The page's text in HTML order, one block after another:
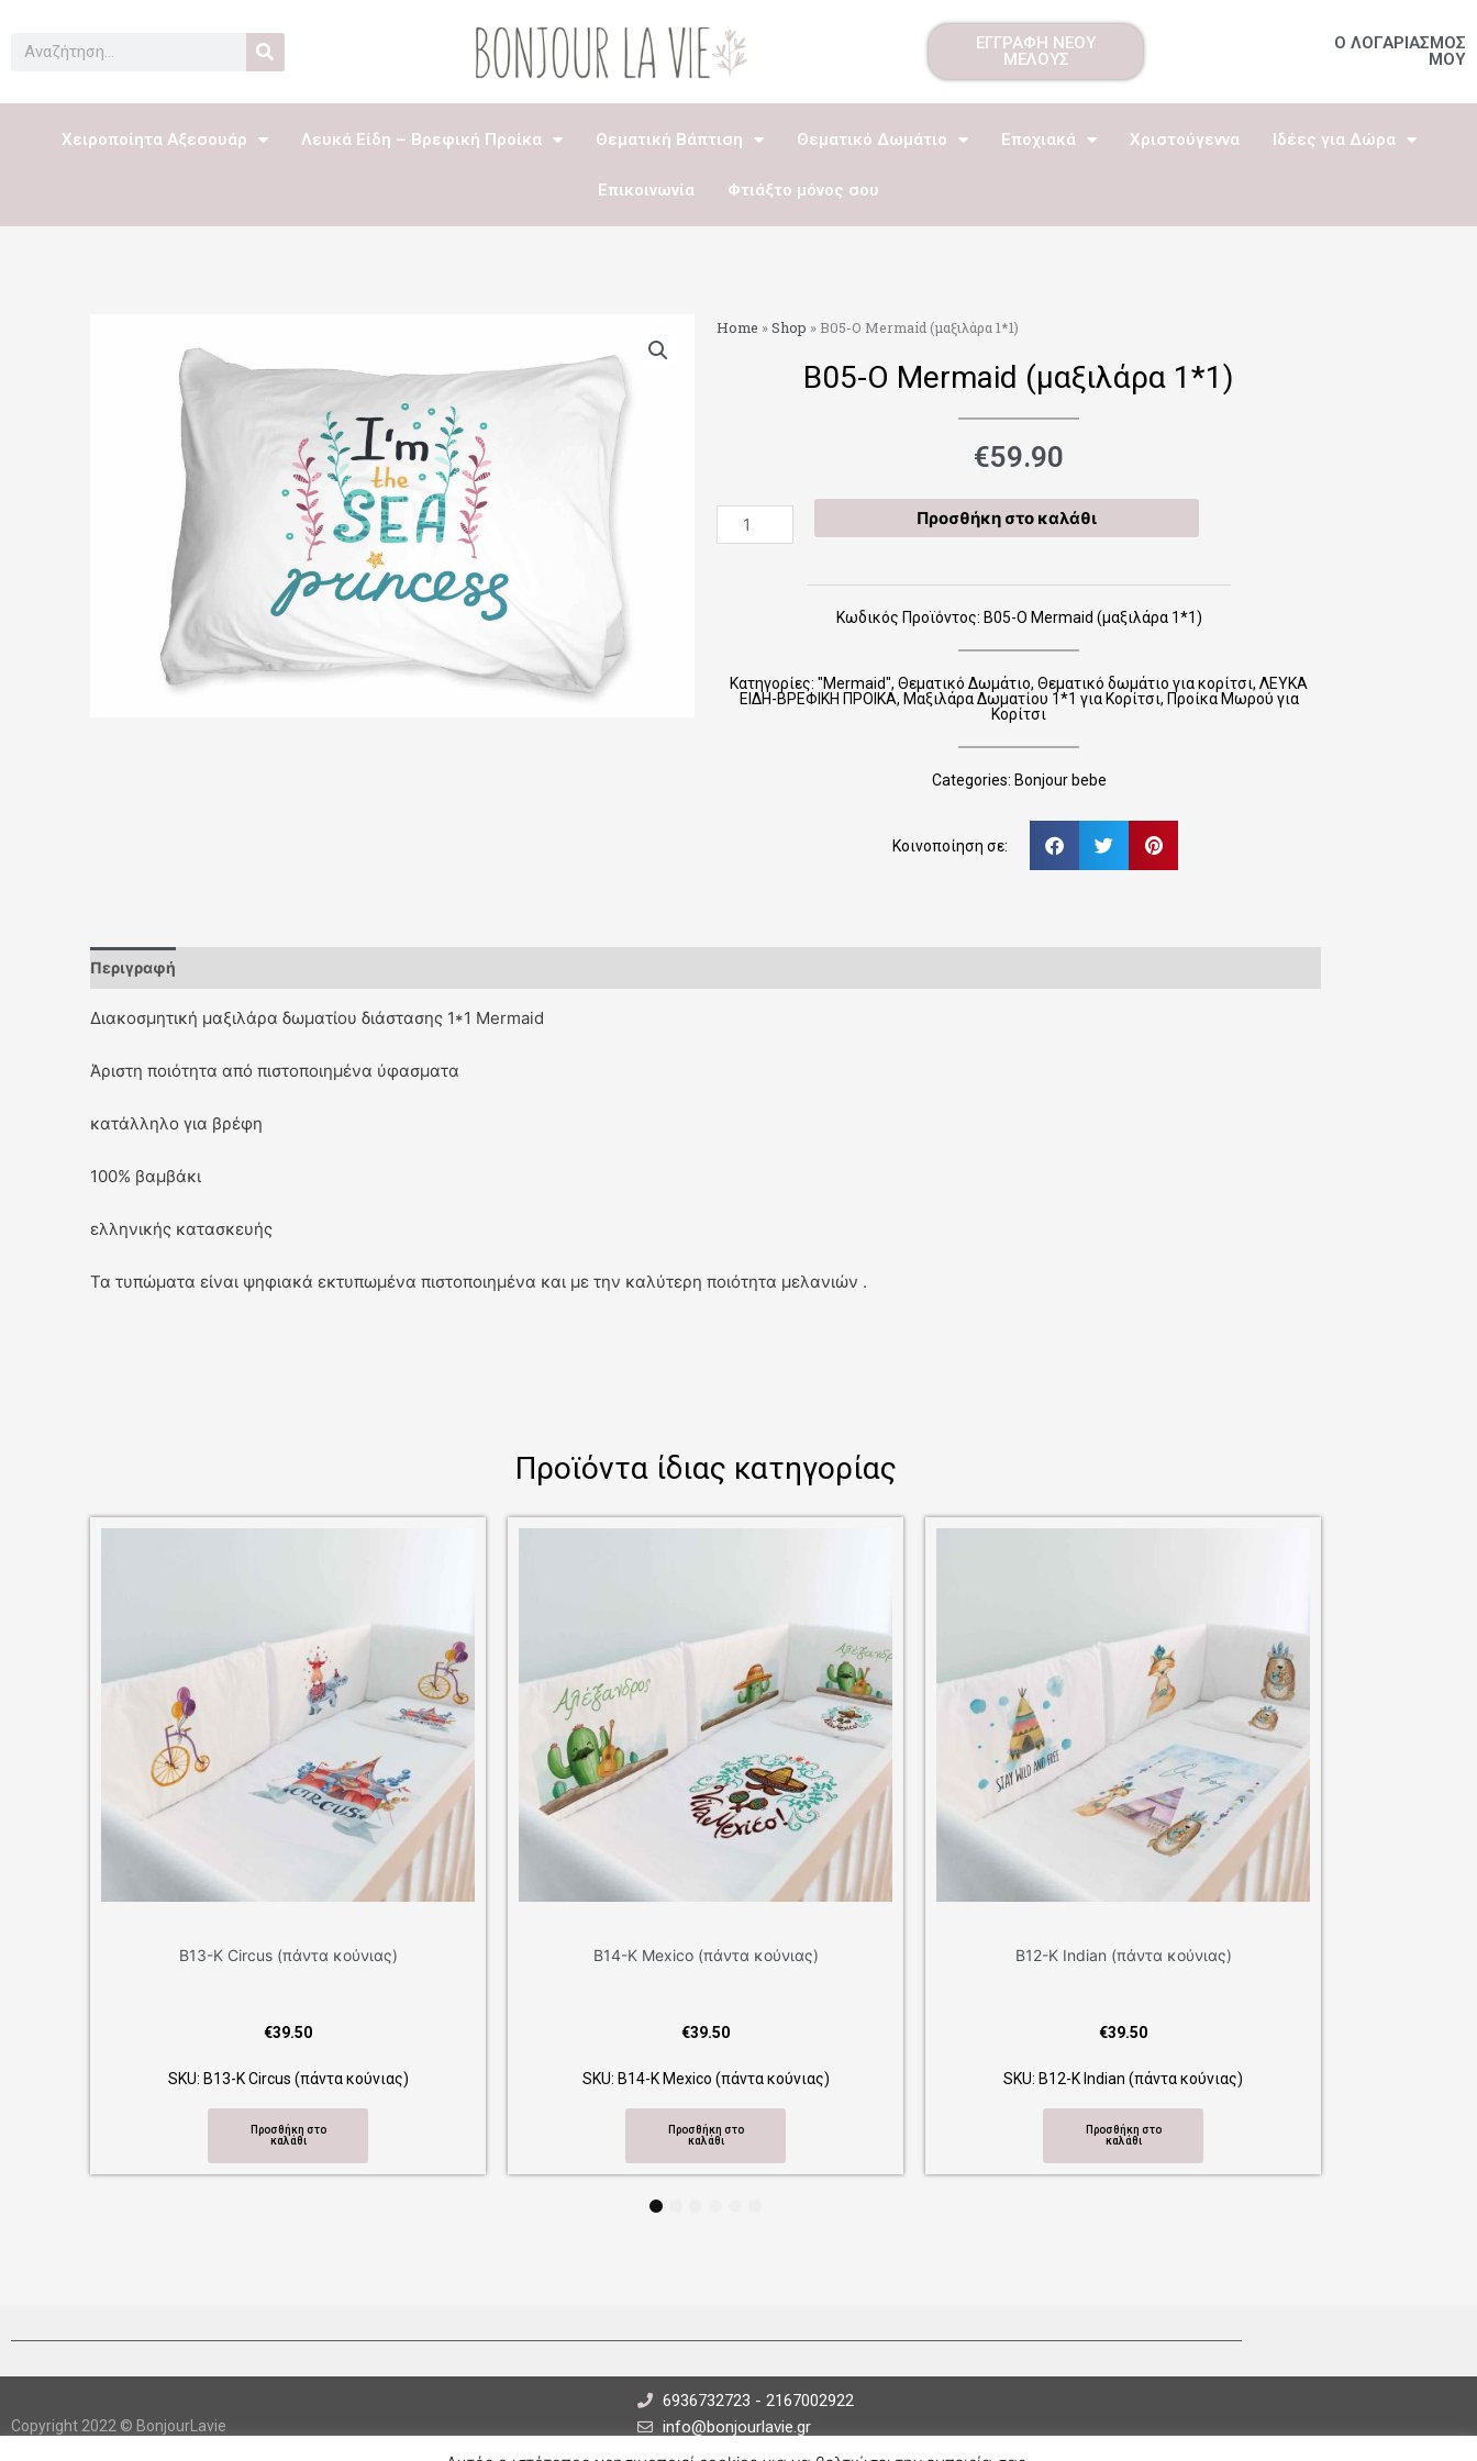
περιεχόμενο
Search
ΕΓΓΡΑΦΗ ΝΕΟΥ
ΜΕΛΟΥΣ
Ο ΛΟΓΑΡΙΑΣΜΟΣ
ΜΟΥ
Χειροποίητα Αξεσουάρ Λευκά Είδη – Βρεφική Προίκα Θεματική Βάπτιση Θεματικό Δωμάτιο Εποχιακά Χριστούγεννα Ιδέες για Δώρα
Επικοινωνία Φτιάξτο μόνος σου
Home »Shop » Β05-Ο Mermaid (μαξιλάρα 1*1)
Β05-Ο Mermaid (μαξιλάρα 1*1)
€59.90
Β05-
Προσθήκη στο καλάθι
Κωδικός Προϊόντος: Β05-Ο Mermaid (μαξιλάρα 1*1)
Κατηγορίες: "Mermaid", Θεματικό Δωμάτιο, Θεματικό δωμάτιο για κορίτσι, ΛΕΥΚΑ
ΕΙΔΗ-ΒΡΕΦΙΚΗ ΠΡΟΙΚΑ, Μαξιλάρα Δωματίου 1*1 για Κορίτσι, Προίκα Μωρού για
Κορίτσι
Categories: Bonjour bebe
Κοινοποίηση σε:
Περιγραφή
Διακοσμητική μαξιλάρα δωματίου διάστασης 1*1 Mermaid
Άριστη ποιότητα από πιστοποιημένα ύφασματα
κατάλληλο για βρέφη
100% βαμβάκι
ελληνικής κατασκευής
Τα τυπώματα είναι ψηφιακά εκτυπωμένα πιστοποιημένα και με την καλύτερη ποιότητα μελανιών .
Προϊόντα ίδιας κατηγορίας
Β14-Κ Mexico (πάντα κούνιας)
€39.50
SKU: Β14-Κ Mexico (πάντα κούνιας)
Προσθήκη στο
καλάθι
Β12-Κ Indian (πάντα κούνιας)
€39.50
SKU: Β12-Κ Indian (πάντα κούνιας)
Προσθήκη στο
καλάθι
Β09-Κ Travel Boy (πάντα κούνιας)
4
Copyright 2022 © BonjourLavie
6936732723 - 2167002922
info@bonjourlavie.gr